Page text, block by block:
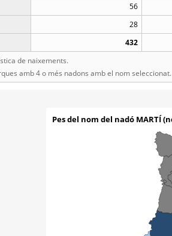
56
28
432
de naixements.
amb 4 o més nadons amb el nom seleccionat.